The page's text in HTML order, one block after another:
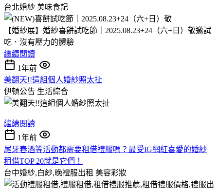
台北婚紗 美味食記
【婚紗展】婚紗喜餅試吃節｜2025.08.23+24（六+日）敬邀試
吃．沒有壓力的體驗
繼續閱讀
1年前
美翻天!!這組個人婚紗照太扯
伊頓公告 生活綜合
繼續閱讀
1年前
尾牙春酒等活動都需要租借禮服嗎？最受IG網紅喜愛的婚紗
租借TOP 20就是它們！
台中婚紗,白紗,晚禮服出租 美容彩妝